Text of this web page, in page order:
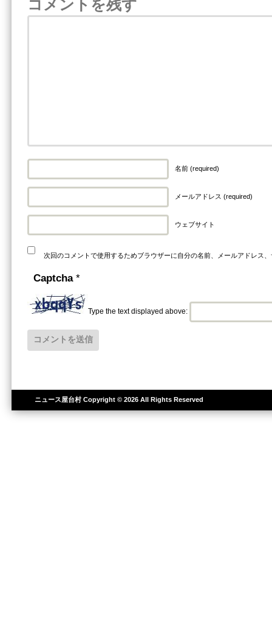
コメントを残す
名前 (required)
メールアドレス (required)
ウェブサイト
次回のコメントで使用するためブラウザーに自分の名前、メールアドレス
Captcha *
Type the text displayed above:
ニュース屋台村Copyright © 2026 All Rights Reserved